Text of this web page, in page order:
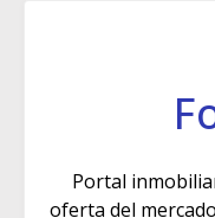
Portal
oferta del